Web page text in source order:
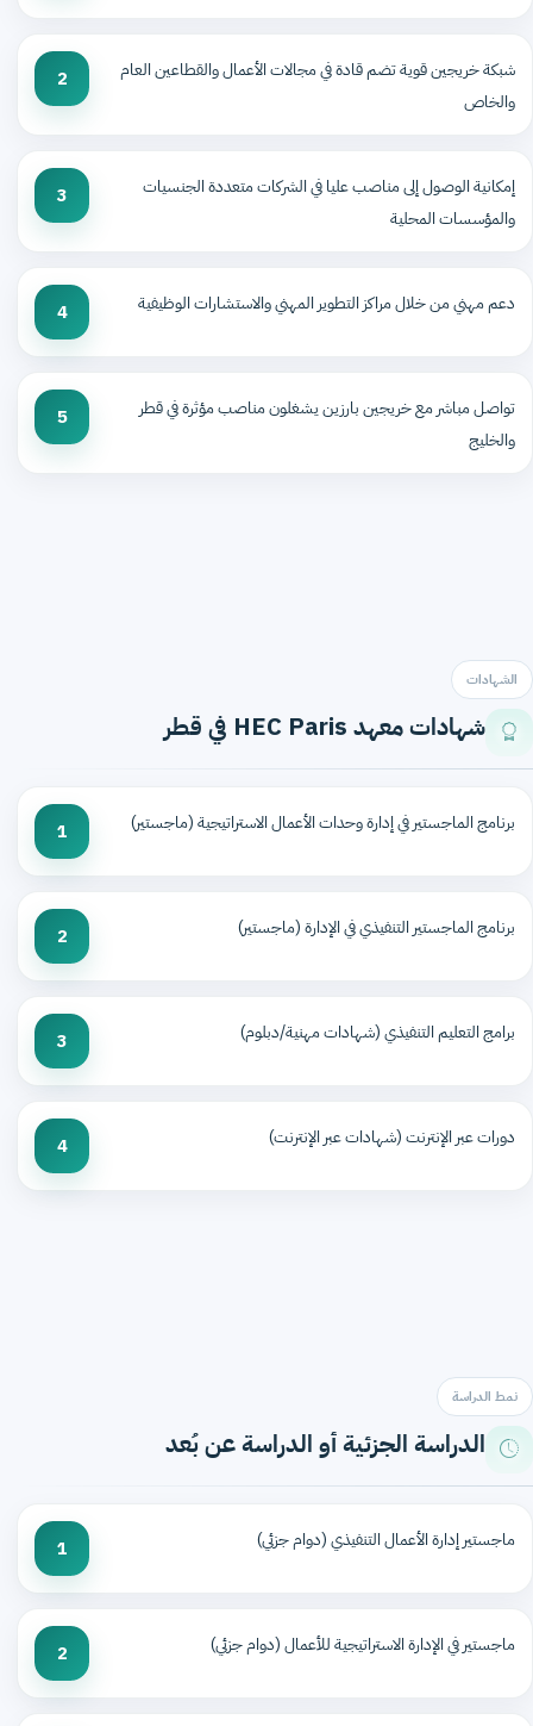
شبكة خريجين قوية تضم قادة في مجالات الأعمال والقطاعين العام
والخاص
2
إمكانية الوصول إلى مناصب عليا في الشركات متعددة الجنسيات
والمؤسسات المحلية
3
دعم مهني من خلال مراكز التطوير المهني والاستشارات الوظيفية 4
تواصل مباشر مع خريجين بارزين يشغلون مناصب مؤثرة في قطر
والخليج
5
الشهادات
شهادات معهد HEC Paris في قطر
برنامج الماجستير في إدارة وحدات الأعمال الاستراتيجية (ماجستير) 1
برنامج الماجستير التنفيذي في الإدارة (ماجستير) 2
برامج التعليم التنفيذي (شهادات مهنية/دبلوم) 3
دورات عبر الإنترنت (شهادات عبر الإنترنت) 4
نمط الدراسة
الدراسة الجزئية أو الدراسة عن بُعد
ماجستير إدارة الأعمال التنفيذي (دوام جزئي) 1
ماجستير في الإدارة الاستراتيجية للأعمال (دوام جزئي) 2